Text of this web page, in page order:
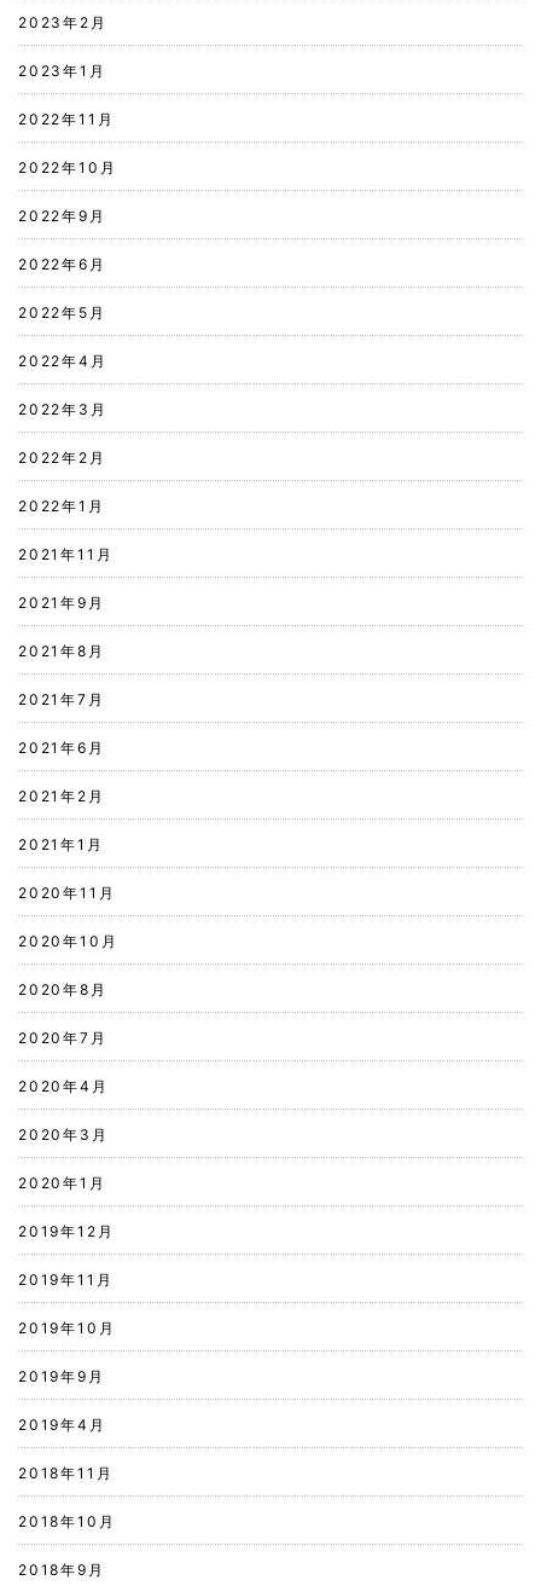
2023年2月
2023年1月
2022年11月
2022年10月
2022年9月
2022年6月
2022年5月
2022年4月
2022年3月
2022年2月
2022年1月
2021年11月
2021年9月
2021年8月
2021年7月
2021年6月
2021年2月
2021年1月
2020年11月
2020年10月
2020年8月
2020年7月
2020年4月
2020年3月
2020年1月
2019年12月
2019年11月
2019年10月
2019年9月
2019年4月
2018年11月
2018年10月
2018年9月